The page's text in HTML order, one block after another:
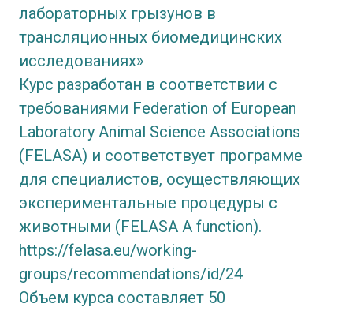
лабораторных грызунов в
трансляционных биомедицинских
исследованиях»
Курс разработан в соответствии с
требованиями Federation of European
Laboratory Animal Science Associations
(FELASA) и соответствует программе
для специалистов, осуществляющих
экспериментальные процедуры с
животными (FELASA A function).
https://felasa.eu/working-
groups/recommendations/id/24
Объем курса составляет 50